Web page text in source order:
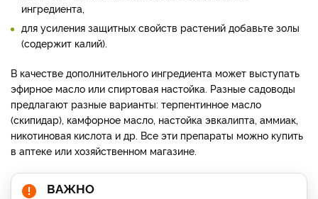
ингредиента,
для усиления защитных свойств растений добавьте золы
(содержит калий).
В качестве дополнительного ингредиента может выступать
эфирное масло или спиртовая настойка. Разные садоводы
предлагают разные варианты: терпентинное масло
(скипидар), камфорное масло, настойка эвкалипта, аммиак,
никотиновая кислота и др. Все эти препараты можно купить
в аптеке или хозяйственном магазине.
ВАЖНО